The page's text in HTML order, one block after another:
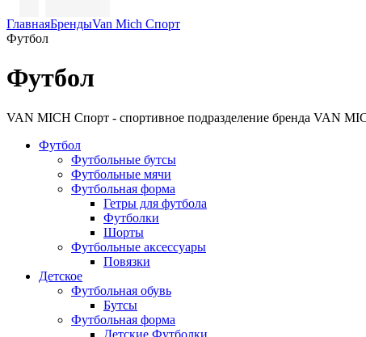
ГлавнаяБрендыVan Mich Спорт
Футбол
Футбол
VAN MICH Спорт - спортивное подразделение бренда VAN
Футбол
Футбольные бутсы
Футбольные мячи
Футбольная форма
Гетры для футбола
Футболки
Шорты
Футбольные аксессуары
Повязки
Детское
Футбольная обувь
Бутсы
Футбольная форма
Детские Футболки